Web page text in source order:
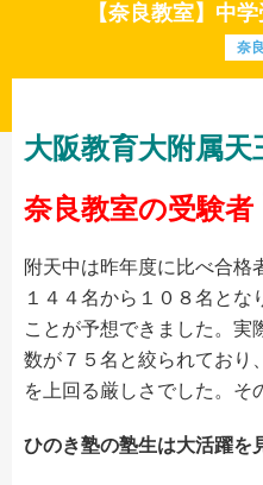
【奈良教室】中
奈
大阪教育大附属天
奈良教室の受験者
附天中は昨年度に比べ合格
１４４名から１０８名とな
ことが予想できました。実
数が７５名と絞られており
を上回る厳しさでした。そ
ひのき塾の塾生は大活躍を